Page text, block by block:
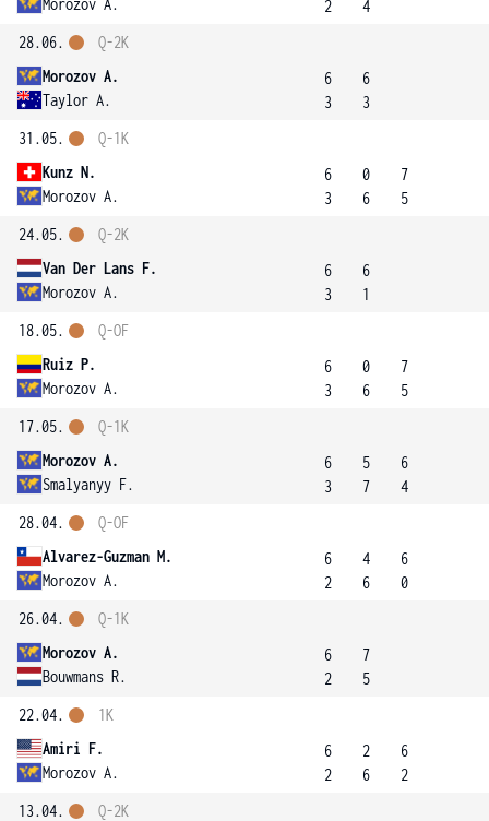
2
4
28.06.
Morozov A.
Taylor A.
Q-2K
6
3
6
3
31.05.
Kunz N.
Morozov A.
Q-1K
6
3
0
6
7
5
24.05.
Van Der Lans F.
Morozov A.
Q-2K
6
3
6
1
18.05.
Ruiz P.
Morozov A.
Q-OF
6
3
0
6
7
5
17.05.
Morozov A.
Smalyanyy F.
Q-1K
6
3
5
7
6
4
28.04.
Alvarez-Guzman M.
Morozov A.
Q-OF
6
2
4
6
6
0
26.04.
Morozov A.
Bouwmans R.
Q-1K
6
2
7
5
22.04.
Amiri F.
Morozov A.
1K
6
2
2
6
6
2
13.04.
Q-2K